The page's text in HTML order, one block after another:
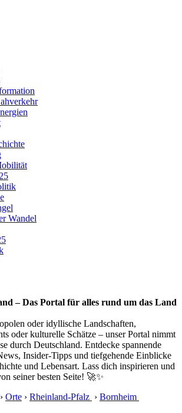
Wandel
– Das Portal für alles rund um das Land
oder idyllische Landschaften,
oder kulturelle Schätze – unser Portal nimmt
durch Deutschland. Entdecke spannende
Insider-Tipps und tiefgehende Einblicke
und Lebensart. Lass dich inspirieren und
seiner besten Seite! 🚀✨
› Orte › Rheinland-Pfalz › Bornheim